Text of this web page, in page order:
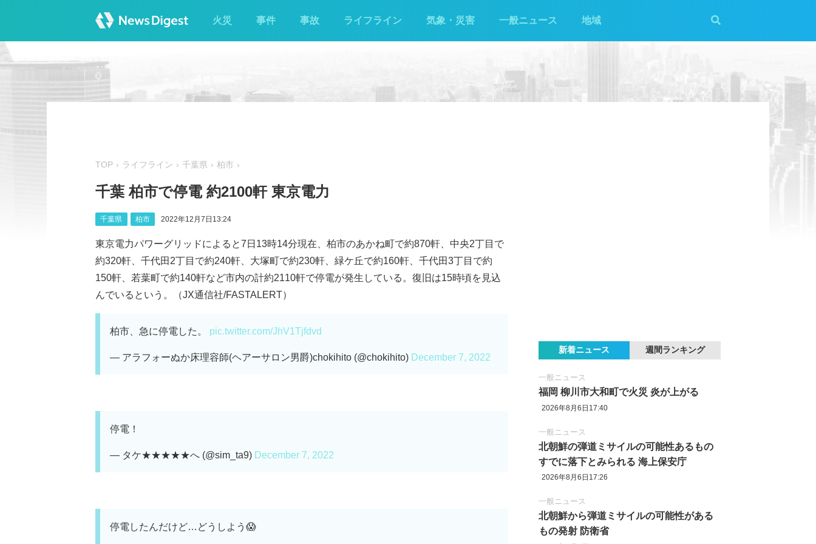
火災 事件 事故 ライフライン 気象・災害 一般ニュース 地域
TOP ライフライン 千葉県 柏市
千葉 柏市で停電 約2100軒 東京電力
千葉県 柏市 2022年12月7日13:24
東京電力パワーグリッドによると7日13時14分現在、柏市のあかね町で約870軒、中央2丁目で
約320軒、千代田2丁目で約240軒、大塚町で約230軒、緑ケ丘で約160軒、千代田3丁目で約
150軒、若葉町で約140軒など市内の計約2110軒で停電が発生している。復旧は15時頃を見込
んでいるという。（JX通信社/FASTALERT）
柏市、急に停電した。 pic.twitter.com/JhV1Tjfdvd
— アラフォーぬか床理容師(ヘアーサロン男爵)chokihito (@chokihito) December 7, 2022
停電！
— タケ★★★★★へ (@sim_ta9) December 7, 2022
停電したんだけど…どうしよう😱
新着ニュース 週間ランキング
一般ニュース
福岡 柳川市大和町で火災 炎が上がる
2026年8月6日17:40
一般ニュース
北朝鮮の弾道ミサイルの可能性あるもの
すでに落下とみられる 海上保安庁
2026年8月6日17:26
一般ニュース
北朝鮮から弾道ミサイルの可能性がある
もの発射 防衛省